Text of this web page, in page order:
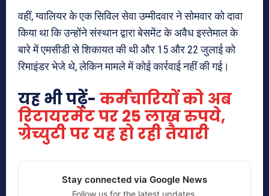
वहीं, ग्वालियर के एक सिविल सेवा उम्मीदवार ने सोमवार को दावा
किया था कि उन्होंने संस्थान द्वारा बेसमेंट के अवैध इस्तेमाल के
बारे में एमसीडी से शिकायत की थी और 15 और 22 जुलाई को
रिमाइंडर भेजे थे, लेकिन मामले में कोई कार्रवाई नहीं की गई।
यह भी पढ़ें- कर्मचारियों को अब
रिटायरमेंट पर 25 लाख रुपये,
ग्रेच्युटी पर यह हो रही तैयारी
Stay connected via Google News